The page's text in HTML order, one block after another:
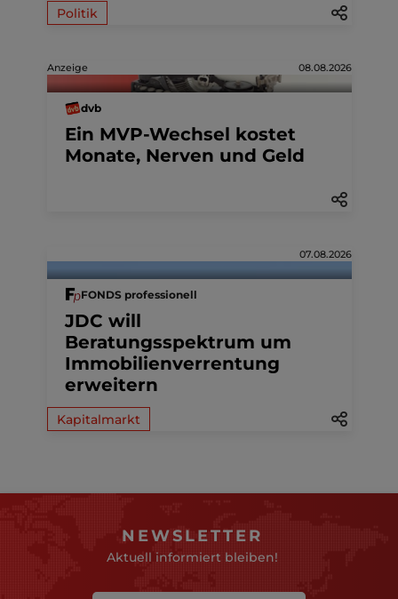
Politik
Anzeige 08.08.2026
dvb
Ein MVP-Wechsel kostet
Monate, Nerven und Geld
07.08.2026
FONDS professionell
JDC will
Beratungsspektrum um
Immobilienverrentung
erweitern
Kapitalmarkt
NEWSLETTER
Aktuell informiert bleiben!